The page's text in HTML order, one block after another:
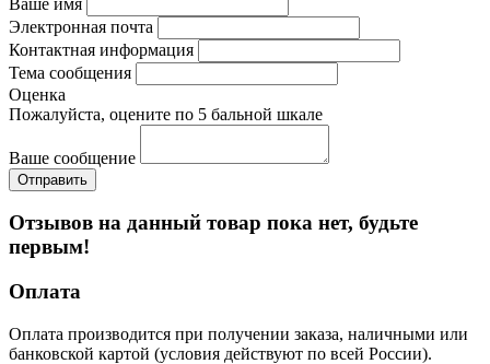
Электронная почта
Контактная информация
Тема сообщения
Оценка
Пожалуйста, оцените по 5 бальной шкале
Ваше сообщение
Отзывов на данный товар пока нет, будьте
первым!
Оплата
Оплата производится при получении заказа, наличными или
банковской картой (условия действуют по всей России).